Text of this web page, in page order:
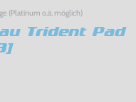
(Platinum o.ä. möglich)
Trident Pad